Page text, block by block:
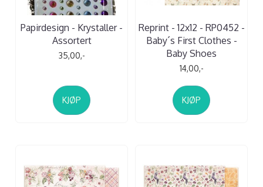
Papirdesign - Krystaller -
Assortert
35,00,-
KJØP
Reprint - 12x12 - RP0452 -
Baby´s First Clothes -
Baby Shoes
14,00,-
KJØP